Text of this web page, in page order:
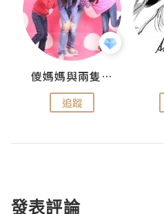
儍媽媽與兩隻小魔怪之家
追蹤
發表評論